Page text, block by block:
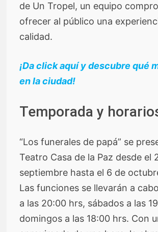
de Un Tropel, un equipo
ofrecer al público una
calidad.
¡Da click aquí y descubre qué
en la ciudad!
Temporada y
“Los funerales de papá” se
Teatro Casa de la Paz desde el
septiembre hasta el 6 de
Las funciones se llevarán a
a las 20:00 hrs, sábados a las
domingos a las 18:00 hrs. Con